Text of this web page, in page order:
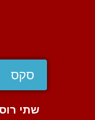
סקס
שתי